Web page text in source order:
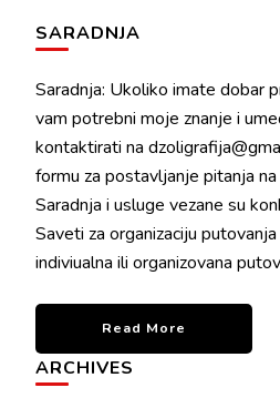
SARADNJA
Saradnja: Ukoliko imate dobar
vam potrebni moje znanje i
kontaktirati na
formu za postavljanje pitanja
Saradnja i usluge vezane su
Saveti za organizaciju
indiviualna ili organizovana
Read More
ARCHIVES